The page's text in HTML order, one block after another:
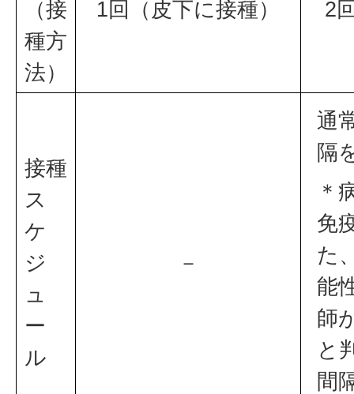
（接
種方
法）
1回（皮下に接種） 2
接種
ス
ケ
ジ
ュ
ー
ル
－
通
隔
＊
免
た
能
師
と
間